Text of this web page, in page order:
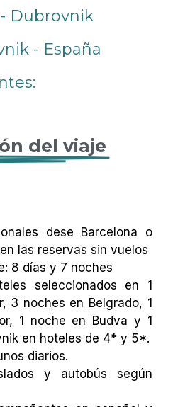
Dubrovnik
- España
del viaje
dese Barcelona o
las reservas sin vuelos
8 días y 7 noches
seleccionados en 1
3 noches en Belgrado, 1
1 noche en Budva y 1
en hoteles de 4* y 5*.
diarios.
y autobús según